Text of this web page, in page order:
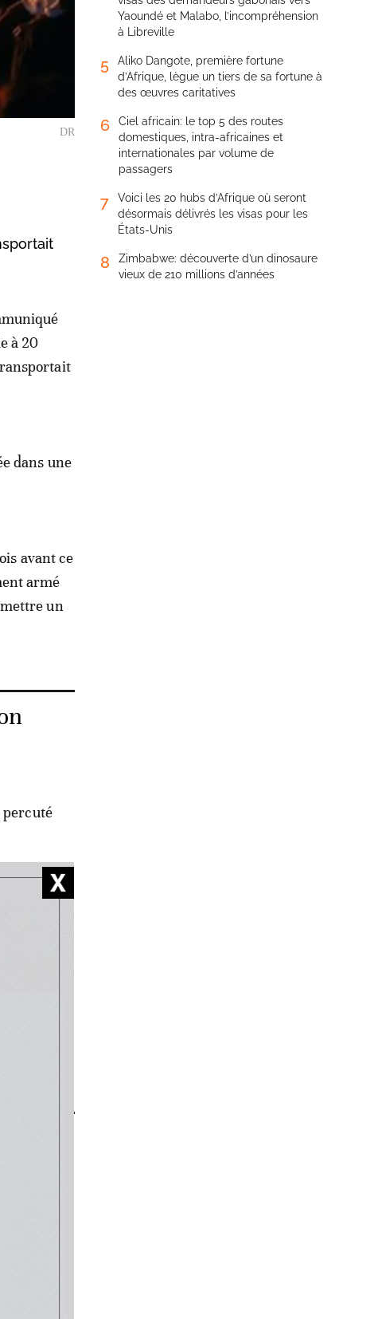
DR
à 20
dans une
avant ce
armé
un
percuté
des
ses
de lutte
Yaoundé et Malabo, l’incompréhension
à Libreville
5
Aliko Dangote, première fortune
d’Afrique, lègue un tiers de sa fortune à
des œuvres caritatives
6
Ciel africain: le top 5 des routes
domestiques, intra-africaines et
internationales par volume de
passagers
7
Voici les 20 hubs d’Afrique où seront
désormais délivrés les visas pour les
États-Unis
8
Zimbabwe: découverte d’un dinosaure
vieux de 210 millions d’années